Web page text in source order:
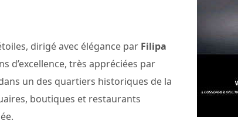
dirigé avec élégance par Filipa
d’excellence, très appréciées par
un des quartiers historiques de la
boutiques et restaurants